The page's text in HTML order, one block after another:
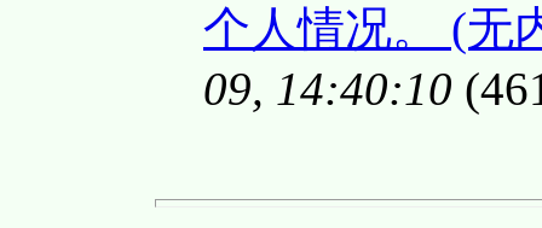
个人情况。 (无
09, 14:40:10